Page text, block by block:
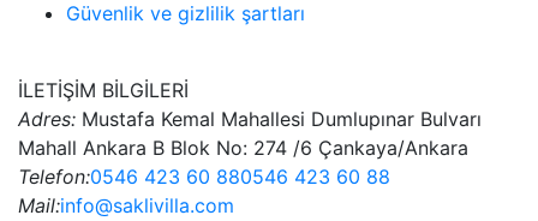
Güvenlik ve gizlilik şartları
İLETİŞİM BİLGİLERİ
Adres: Mustafa Kemal Mahallesi Dumlupınar Bulvarı
Mahall Ankara B Blok No: 274 /6 Çankaya/Ankara
Telefon:0546 423 60 880546 423 60 88
Mail:info@saklivilla.com